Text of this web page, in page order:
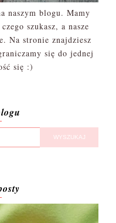
naszym blogu. Mamy
szukasz, a nasze
Na stronie znajdziesz
się do jednej
się :)